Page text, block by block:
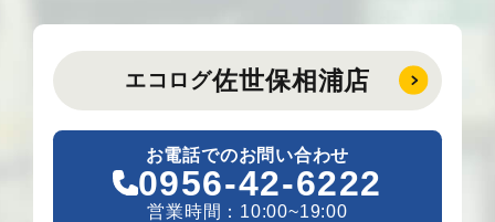
エコログ佐世保相浦店
お電話でのお問い合わせ
0956-42-6222
営業時間：10:00~19:00